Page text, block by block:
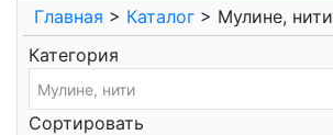
Главная > Каталог > Мулине, нити
Категория
Сортировать